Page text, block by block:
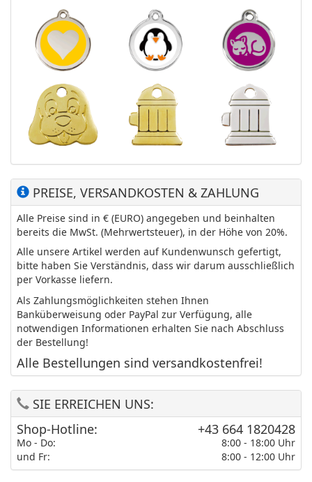
PREISE, VERSANDKOSTEN & ZAHLUNG
Alle Preise sind in € (EURO) angegeben und beinhalten
bereits die MwSt. (Mehrwertsteuer), in der Höhe von 20%.
Alle unsere Artikel werden auf Kundenwunsch gefertigt,
bitte haben Sie Verständnis, dass wir darum ausschließlich
per Vorkasse liefern.
Als Zahlungsmöglichkeiten stehen Ihnen
Banküberweisung oder PayPal zur Verfügung, alle
notwendigen Informationen erhalten Sie nach Abschluss
der Bestellung!
Alle Bestellungen sind versandkostenfrei!
SIE ERREICHEN UNS:
Shop-Hotline:
Mo - Do:
und Fr:
+43 664 1820428
8:00 - 18:00 Uhr
8:00 - 12:00 Uhr